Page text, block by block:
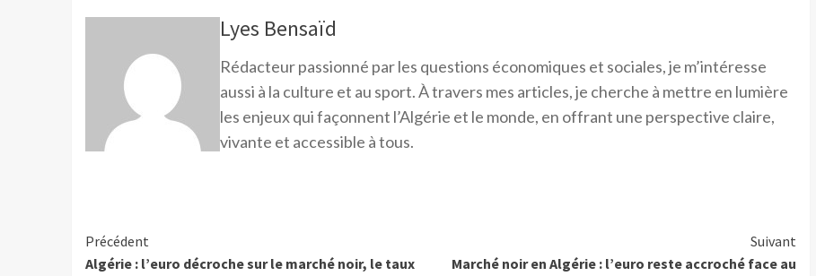
Lyes Bensaïd
Rédacteur passionné par les questions économiques et sociales, je m’intéresse
aussi à la culture et au sport. À travers mes articles, je cherche à mettre en lumière
les enjeux qui façonnent l’Algérie et le monde, en offrant une perspective claire,
vivante et accessible à tous.
Précédent
Algérie : l’euro décroche sur le marché noir, le taux
Suivant
Marché noir en Algérie : l’euro reste accroché face au